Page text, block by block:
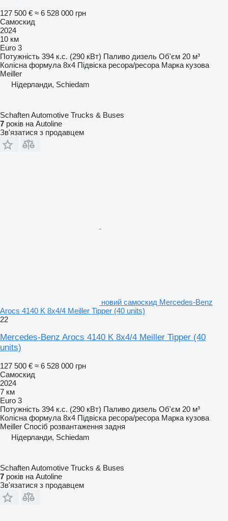
127 500 € ≈ 6 528 000 грн
Самоскид
2024
10 км
Euro 3
Потужність 394 к.с. (290 кВт) Паливо дизель Об'єм 20 м³
Колісна формула 8x4 Підвіска ресора/ресора Марка кузова
Meiller
Нідерланди, Schiedam
Schaften Automotive Trucks & Buses
7 років на Autoline
Зв'язатися з продавцем
новий самоскид Mercedes-Benz
Arocs 4140 K 8x4/4 Meiller Tipper (40 units)
22
Mercedes-Benz Arocs 4140 K 8x4/4 Meiller Tipper (40
units)
127 500 € ≈ 6 528 000 грн
Самоскид
2024
7 км
Euro 3
Потужність 394 к.с. (290 кВт) Паливо дизель Об'єм 20 м³
Колісна формула 8x4 Підвіска ресора/ресора Марка кузова
Meiller Спосіб розвантаження задня
Нідерланди, Schiedam
Schaften Automotive Trucks & Buses
7 років на Autoline
Зв'язатися з продавцем